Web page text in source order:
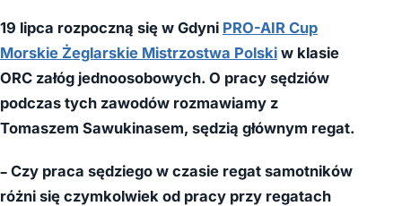
19 lipca rozpoczną się w Gdyni PRO-AIR Cup
Morskie Żeglarskie Mistrzostwa Polski w klasie
ORC załóg jednoosobowych. O pracy sędziów
podczas tych zawodów rozmawiamy z
Tomaszem Sawukinasem, sędzią głównym regat.
– Czy praca sędziego w czasie regat samotników
różni się czymkolwiek od pracy przy regatach